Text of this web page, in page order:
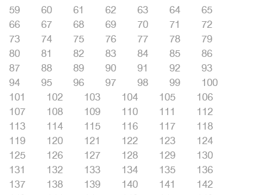
59
60 61 62 63 64
65
66
67 68 69 70 71
72
73
74 75 76 77 78
79
80
81 82 83 84 85
86
87
88 89 90 91 92
93
94
95 96 97 98 99
100
101
102 103 104 105
106
107
108 109 110 111
112
113
114 115 116 117
118
119
120 121 122 123
124
125
126 127 128 129
130
131
132 133 134 135
136
137
138 139 140 141
142